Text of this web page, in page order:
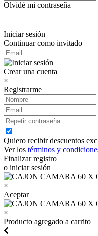
Olvidé mi contraseña
Iniciar sesión
Continuar como invitado
Crear una cuenta
×
Registrarme
Quiero recibir descuentos
Ver los términos y
Finalizar registro
o iniciar sesión
×
Aceptar
×
Producto agregado a carrito